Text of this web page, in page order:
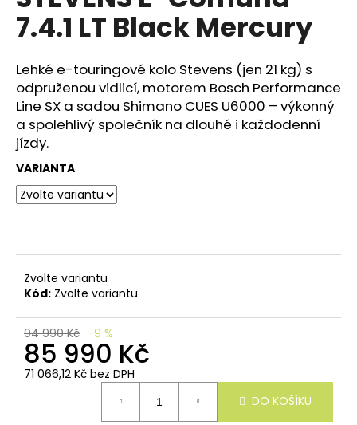
0,0
z
hvězdiček.
7.4.1 LT Black Mercury
Lehké e-touringové kolo Stevens (jen 21 kg) s
odpruženou vidlicí, motorem Bosch Performance
Line SX a sadou Shimano CUES U6000 – výkonný
a spolehlivý společník na dlouhé i každodenní
jízdy.
VARIANTA
Zvolte variantu
Kód: Zvolte variantu
94 990 Kč –9 %
85 990 Kč
71 066,12 Kč bez DPH
DO KOŠÍKU
n
a
j
í
t
?
D
o
p
o